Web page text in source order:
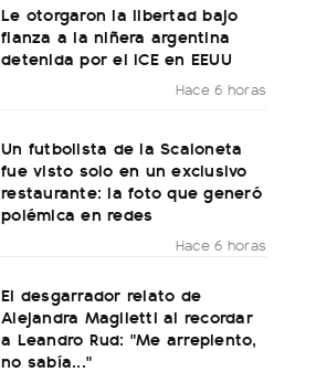
Le otorgaron la libertad bajo
fianza a la niñera argentina
detenida por el ICE en EEUU
Hace 6 horas
Un futbolista de la Scaloneta
fue visto solo en un exclusivo
restaurante: la foto que generó
polémica en redes
Hace 6 horas
El desgarrador relato de
Alejandra Maglietti al recordar
a Leandro Rud: "Me arrepiento,
no sabía..."